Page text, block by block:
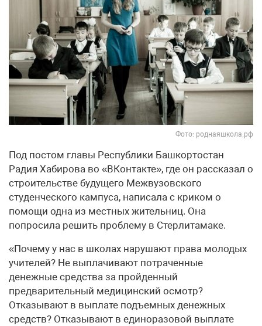
Фото: роднаяшкола.рф
Под постом главы Республики Башкортостан
Радия Хабирова во «ВКонтакте», где он рассказал о
строительстве будущего Межвузовского
студенческого кампуса, написала с криком о
помощи одна из местных жительниц. Она
попросила решить проблему в Стерлитамаке.
«Почему у нас в школах нарушают права молодых
учителей? Не выплачивают потраченные
денежные средства за пройденный
предварительный медицинский осмотр?
Отказывают в выплате подъемных денежных
средств? Отказывают в единоразовой выплате